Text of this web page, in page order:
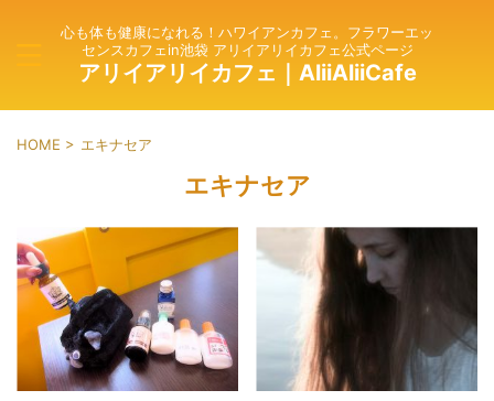
心も体も健康になれる！ハワイアンカフェ。フラワーエッ
センスカフェin池袋 アリイアリイカフェ公式ページ
アリイアリイカフェ｜AliiAliiCafe
HOME > エキナセア
エキナセア